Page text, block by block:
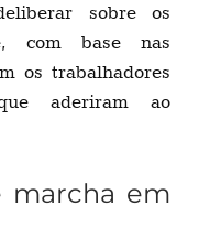
sobre os
com base nas
os trabalhadores
aderiram ao
marcha em